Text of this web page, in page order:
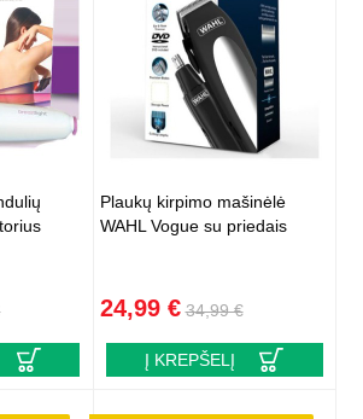
Plaukų kirpimo mašinėlė
WAHL Vogue su priedais
24,99 € 34,99 €
Į KREPŠELĮ